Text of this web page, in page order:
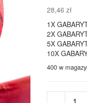
28,46 zł
1X
2X
5X
10X
400 w